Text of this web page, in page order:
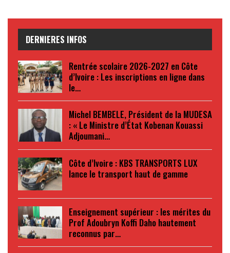
DERNIERES INFOS
Rentrée scolaire 2026-2027 en Côte
d’Ivoire : Les inscriptions en ligne dans
le…
Michel BEMBELE, Président de la MUDESA
: « Le Ministre d’État Kobenan Kouassi
Adjoumani…
Côte d’Ivoire : KBS TRANSPORTS LUX
lance le transport haut de gamme
Enseignement supérieur : les mérites du
Prof Adoubryn Koffi Daho hautement
reconnus par…